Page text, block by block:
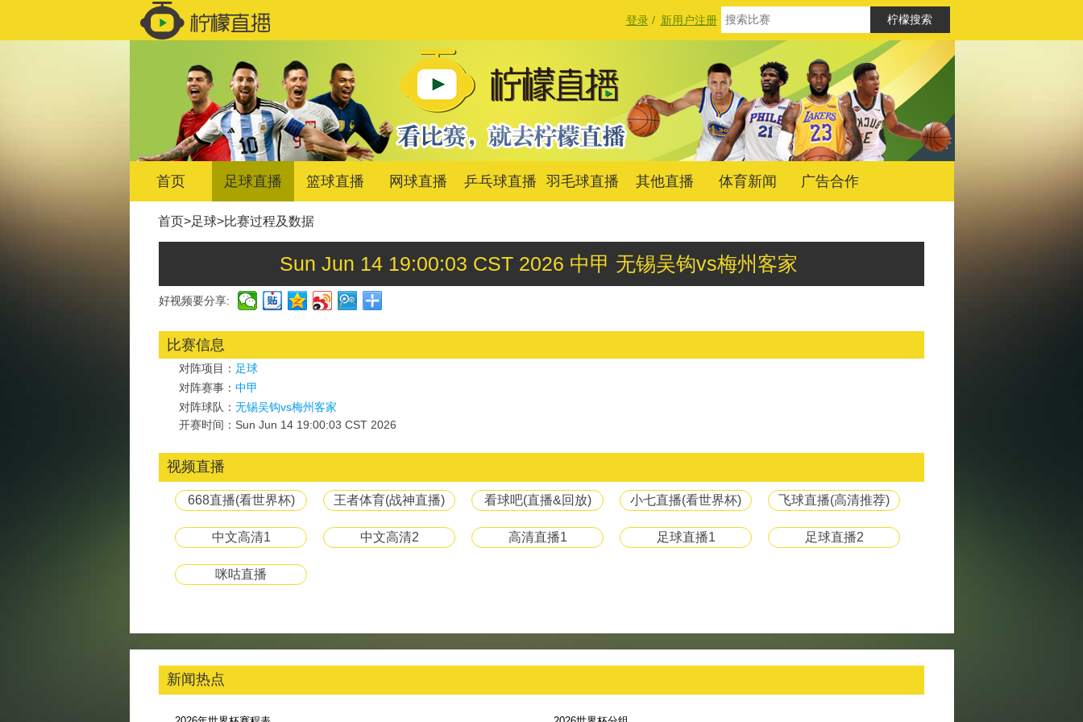
登录/ 新用户注册
首页 足球直播 篮球直播 网球直播 乒乓球直播 羽毛球直播 其他直播 体育新闻 广告合作
首页>足球>比赛过程及数据
Sun Jun 14 19:00:03 CST 2026 中甲 无锡吴钩vs梅州客家
好视频要分享:
比赛信息
对阵项目： 足球
对阵赛事： 中甲
对阵球队： 无锡吴钩vs梅州客家
开赛时间：Sun Jun 14 19:00:03 CST 2026
视频直播
668直播(看世界杯) 王者体育(战神直播) 看球吧(直播&回放) 小七直播(看世界杯) 飞球直播(高清推荐)
中文高清1 中文高清2 高清直播1 足球直播1 足球直播2
咪咕直播
新闻热点